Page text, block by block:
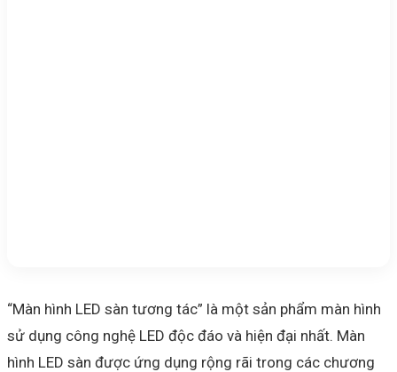
“Màn hình LED sàn tương tác” là một sản phẩm màn hình
sử dụng công nghệ LED độc đáo và hiện đại nhất. Màn
hình LED sàn được ứng dụng rộng rãi trong các chương